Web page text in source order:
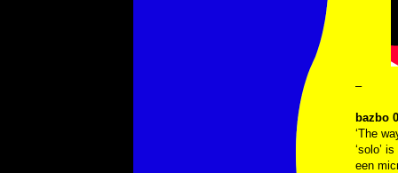
–
bazbo
‘The
‘solo’
een